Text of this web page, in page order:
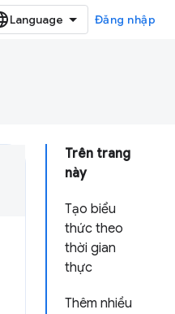
Đăng nhập
Trên trang
này
Tạo biểu
thức theo
thời gian
thực
Thêm nhiều